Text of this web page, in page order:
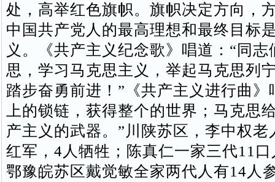
处，高举红色旗帜。旗帜决定方向，
中国共产党人的最高理想和最终目标
义。《共产主义纪念歌》唱道：“同志
思，学习马克思主义，举起马克思列
踏步奋勇前进！”《共产主义进行曲》
上的锁链，获得整个的世界；马克思
产主义的武器。”川陕苏区，李中权老
红军，4人牺牲；陈真仁一家三代11
鄂豫皖苏区戴觉敏全家两代人有14人